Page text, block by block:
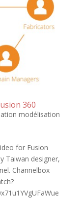
360
modélisation
for Fusion
Taiwan designer,
Channelbox